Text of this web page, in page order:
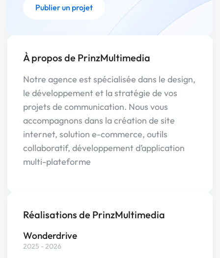
Publier un projet
À propos de PrinzMultimedia
Notre agence est spécialisée dans le design,
le développement et la stratégie de vos
projets de communication. Nous vous
accompagnons dans la création de site
internet, solution e-commerce, outils
collaboratif, développement d’application
multi-plateforme
Réalisations de PrinzMultimedia
Wonderdrive
2025 - 2026